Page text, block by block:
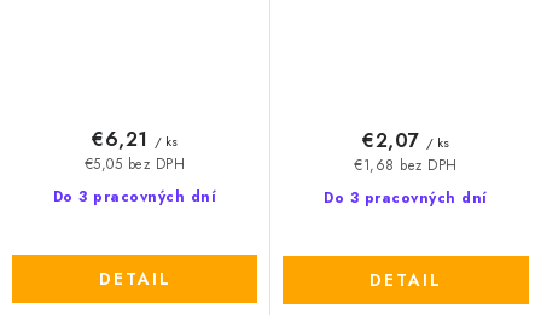
Do 3 pracovných dní
€5,05 bez DPH
€6,21 / ks
DETAIL
Do 3 pracovných dní
€1,68 bez DPH
€2,07 / ks
DETAIL